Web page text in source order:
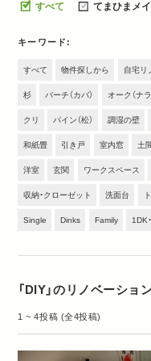
すべて てまひまメ
キーワード
すべて 物件探しから 自宅リ
杉 バーチ（カバ） オーク（ナラ
クリ パイン（松） 調湿の壁
和紙畳 引き戸 室内窓 土
洋室 玄関 ワークスペース
収納・クローゼット 洗面台
Single Dinks Family 1DK
「DIY」のリノベーショ
1 ~ 4投稿 (全4投稿)